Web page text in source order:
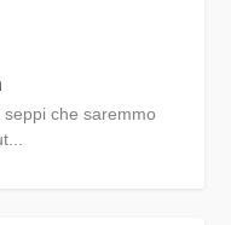
che saremmo